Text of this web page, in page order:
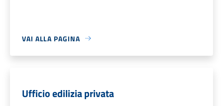
VAI ALLA PAGINA
Ufficio edilizia privata